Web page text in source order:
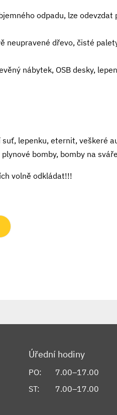
odpadu, lze
neupravené dřevo, čisté
nábytek, OSB desky,
lepenku, eternit, veškeré
bomby, bomby na
volně odkládat!!!
Úřední hodiny
PO:
7.00–17.00
ST:
7.00–17.00